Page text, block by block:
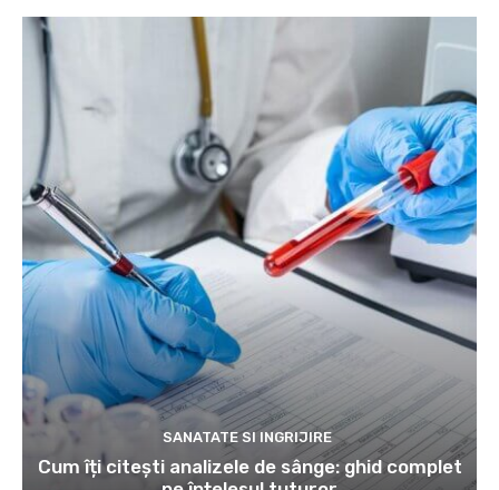
SANATATE SI INGRIJIRE
Cum îți citești analizele de sânge: ghid complet